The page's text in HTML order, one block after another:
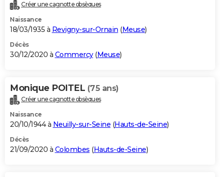
Créer une cagnotte obsèques
Naissance
18/03/1935 à Revigny-sur-Ornain (Meuse)
Décès
30/12/2020 à Commercy(Meuse)
Monique POITEL (75 ans)
Créer une cagnotte obsèques
Naissance
20/10/1944 à Neuilly-sur-Seine (Hauts-de-Seine)
Décès
21/09/2020 à Colombes (Hauts-de-Seine)